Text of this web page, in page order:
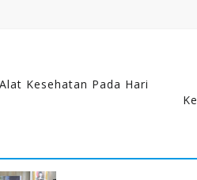
Kesehatan Pada Hari